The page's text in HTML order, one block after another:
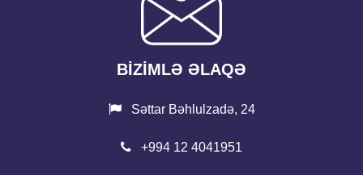
BİZİMLƏ ƏLAQƏ
Səttar Bəhlulzadə, 24
+994 12 4041951